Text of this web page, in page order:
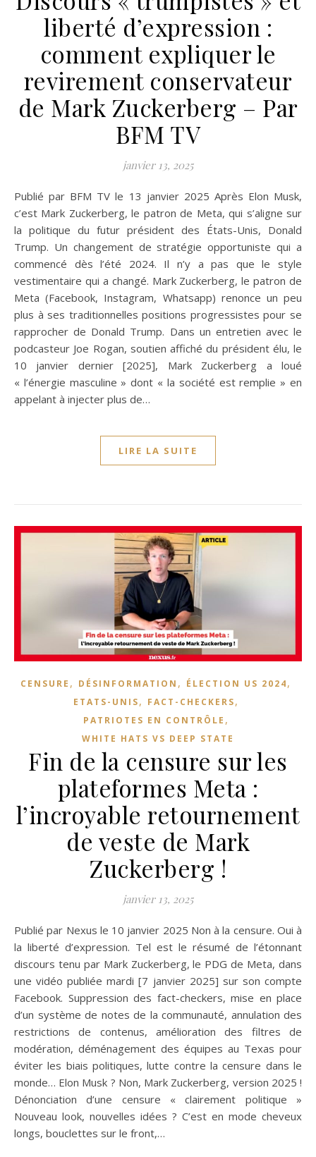
liberté d’expression :
comment expliquer le
revirement conservateur
de Mark Zuckerberg – Par
BFM TV
janvier 13, 2025
Publié par BFM TV le 13 janvier 2025 Après Elon Musk,
c’est Mark Zuckerberg, le patron de Meta, qui s’aligne sur
la politique du futur président des États-Unis, Donald
Trump. Un changement de stratégie opportuniste qui a
commencé dès l’été 2024. Il n’y a pas que le style
vestimentaire qui a changé. Mark Zuckerberg, le patron de
Meta (Facebook, Instagram, Whatsapp) renonce un peu
plus à ses traditionnelles positions progressistes pour se
rapprocher de Donald Trump. Dans un entretien avec le
podcasteur Joe Rogan, soutien affiché du président élu, le
10 janvier dernier [2025], Mark Zuckerberg a loué
« l’énergie masculine » dont « la société est remplie » en
appelant à injecter plus de…
LIRE LA SUITE
CENSURE , DÉSINFORMATION , ÉLECTION US 2024,
ETATS-UNIS, FACT-CHECKERS,
PATRIOTES EN CONTRÔLE ,
WHITE HATS VS DEEP STATE
Fin de la censure sur les
plateformes Meta :
l’incroyable retournement
de veste de Mark
Zuckerberg !
janvier 13, 2025
Publié par Nexus le 10 janvier 2025 Non à la censure. Oui à
la liberté d’expression. Tel est le résumé de l’étonnant
discours tenu par Mark Zuckerberg, le PDG de Meta, dans
une vidéo publiée mardi [7 janvier 2025] sur son compte
Facebook. Suppression des fact-checkers, mise en place
d’un système de notes de la communauté, annulation des
restrictions de contenus, amélioration des filtres de
modération, déménagement des équipes au Texas pour
éviter les biais politiques, lutte contre la censure dans le
monde… Elon Musk ? Non, Mark Zuckerberg, version 2025 !
Dénonciation d’une censure « clairement politique »
Nouveau look, nouvelles idées ? C’est en mode cheveux
longs, bouclettes sur le front,…